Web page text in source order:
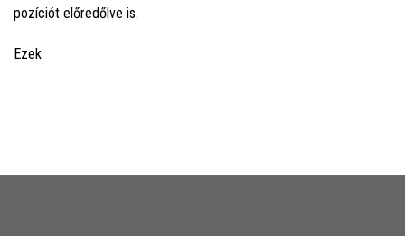
pozíciót előredőlve is.
Ezek